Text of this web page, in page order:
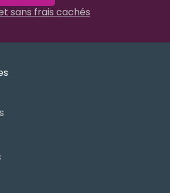
sans frais cachés